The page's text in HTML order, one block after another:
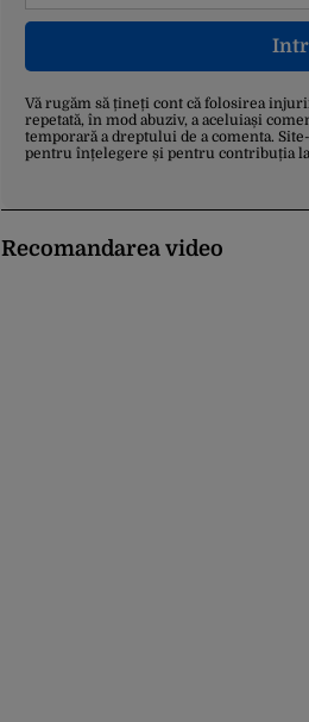
Vă rugăm să țineți cont că folosirea
repetată, în mod abuziv, a aceluiași
temporară a dreptului de a comenta.
pentru înțelegere și pentru contribuția la
Recomandarea video